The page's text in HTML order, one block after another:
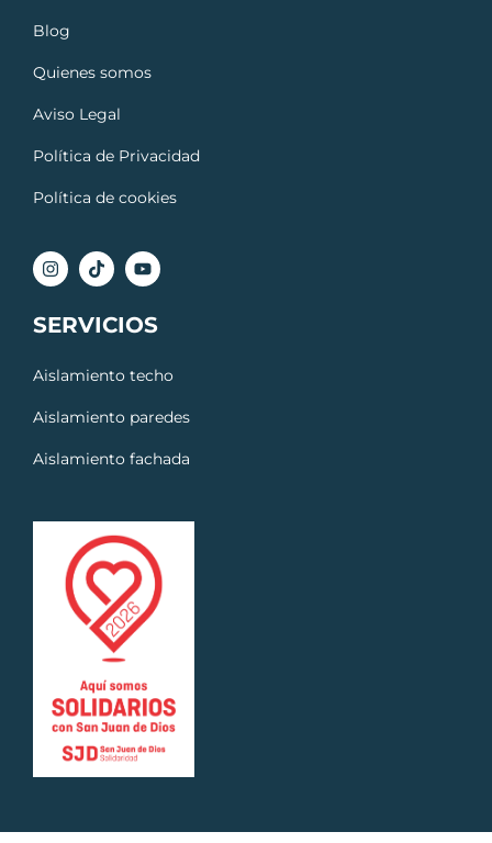
Blog
Quienes somos
Aviso Legal
Política de Privacidad
Política de cookies
SERVICIOS
Aislamiento techo
Aislamiento paredes
Aislamiento fachada